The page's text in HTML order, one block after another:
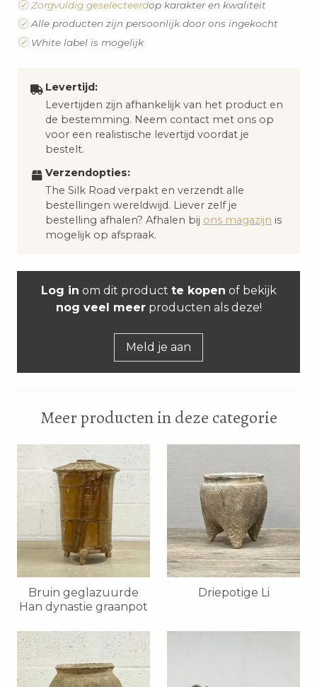
Zorgvuldig geselecteerdop karakter en kwaliteit
Alle producten zijn persoonlijk door ons ingekocht
White label is mogelijk
Levertijd:
Levertijden zijn afhankelijk van het product en
de bestemming. Neem contact met ons op
voor een realistische levertijd voordat je
bestelt.
Verzendopties:
The Silk Road verpakt en verzendt alle
bestellingen wereldwijd. Liever zelf je
bestelling afhalen? Afhalen bij ons magazijn is
mogelijk op afspraak.
Log in om dit product te kopen of bekijk
nog veel meerproducten als deze!
Meld je aan
Meer producten in deze categorie
Bruin geglazuurde
Han dynastie graanpot
Driepotige Li